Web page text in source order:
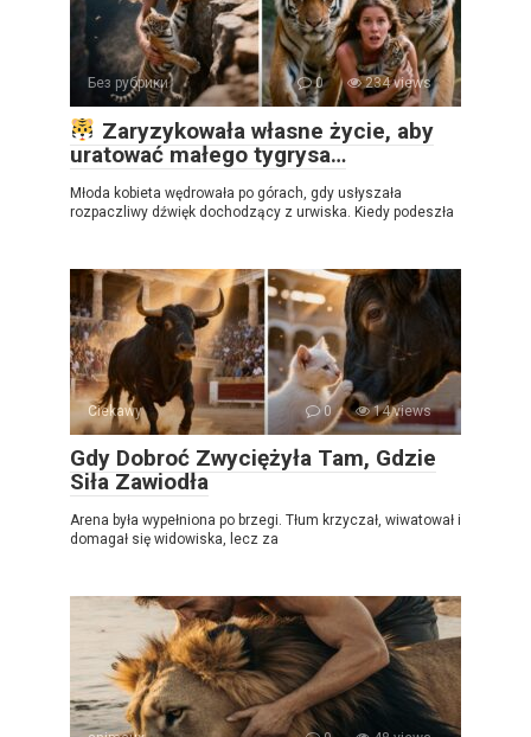
Без рубрики 0 234 views
Zaryzykowała własne życie, aby
uratować małego tygrysa…
Młoda kobieta wędrowała po górach, gdy usłyszała
rozpaczliwy dźwięk dochodzący z urwiska. Kiedy podeszła
Ciekawy 0 14 views
Gdy Dobroć Zwyciężyła Tam, Gdzie
Siła Zawiodła
Arena była wypełniona po brzegi. Tłum krzyczał, wiwatował i
domagał się widowiska, lecz za